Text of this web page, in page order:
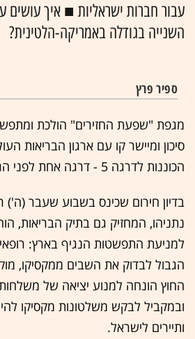
עבור חברות ישראליות ■ איך עושים
השנייה בגודלה באמריקה-הלטינית?
ספיר פרץ
מגפת "שפעת החזירים" הולכת
סיכון ומיישר קו עם ארגון הבריאות
הכוננות לדרגה 5 - דרגה אחת לפני הגבוהה ביותר.
בדיון חירום שכינס בשבוע שעבר
נתניהו, המחזיק גם בתיק הבריאות,
למניעת התפשטות הנגיף בארץ:
הגבול לבדוק את השבים ממקסיקו,
החוץ הונחה למנוע יציאה של
ובמקביל לבקש משלטונות מקסיקו
ותיירים לישראל.